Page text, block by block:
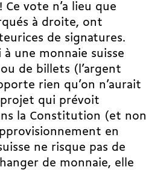
vote n’a lieu que
à droite, ont
de signatures.
une monnaie suisse
de billets (l’argent
rien qu’on n’aurait
projet qui prévoit
la Constitution (et non
en
ne risque pas de
de monnaie, elle